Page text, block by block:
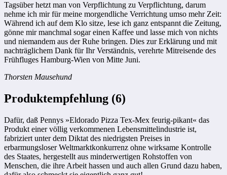
Tagsüber hetzt man von Verpflichtung zu Verpflichtung, darum
nehme ich mir für meine morgendliche Verrichtung umso mehr Zeit:
Während ich auf dem Klo sitze, lese ich ganz entspannt die Zeitung,
gönne mir manchmal sogar einen Kaffee und lasse mich von nichts
und niemandem aus der Ruhe bringen. Dies zur Erklärung und mit
nachträglichem Dank für Ihr Verständnis, verehrte Mitreisende des
Frühfluges Hamburg-Wien von Mitte Juni.
Thorsten Mausehund
Produktempfehlung (6)
Dafür, daß Pennys »Eldorado Pizza Tex-Mex feurig-pikant« das
Produkt einer völlig verkommenen Lebensmittelindustrie ist,
fabriziert unter dem Diktat des niedrigsten Preises in
erbarmungsloser Weltmarktkonkurrenz ohne wirksame Kontrolle
des Staates, hergestellt aus minderwertigen Rohstoffen von
Menschen, die ihre Arbeit hassen und auch allen Grund dazu haben,